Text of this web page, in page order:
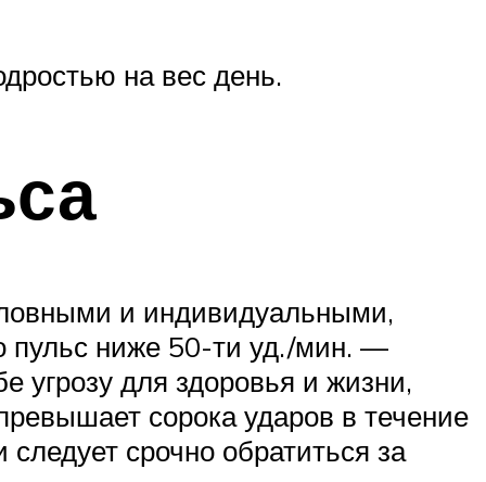
на вес день.
и индивидуальными,
пульс ниже 50-ти уд./мин. —
угрозу для здоровья и жизни,
сорока ударов в течение
срочно обратиться за